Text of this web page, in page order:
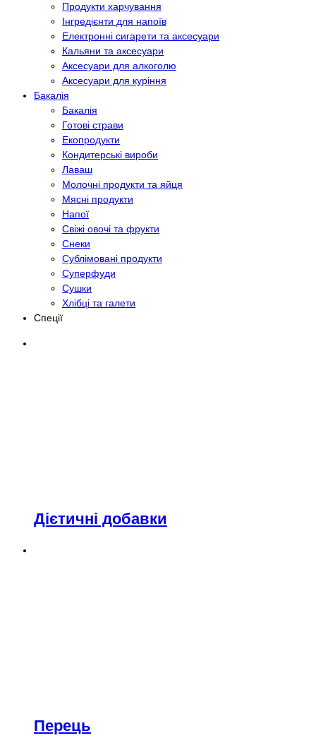
Продукти харчування
Інгредієнти для напоїв
Електронні сигарети та аксесуари
Кальяни та аксесуари
Аксесуари для алкоголю
Аксесуари для куріння
Бакалія
Бакалія
Готові страви
Екопродукти
Кондитерські вироби
Лаваш
Молочні продукти та яйця
Мясні продукти
Напої
Свіжі овочі та фрукти
Снеки
Сублімовані продукти
Суперфуди
Сушки
Хлібці та галети
Спеції
Дієтичні добавки
Перець